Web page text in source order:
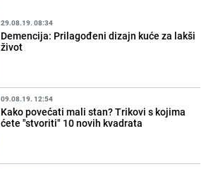
29.08.19. 08:34
Demencija: Prilagođeni dizajn kuće za lakši
život
09.08.19. 12:54
Kako povećati mali stan? Trikovi s kojima
ćete "stvoriti" 10 novih kvadrata